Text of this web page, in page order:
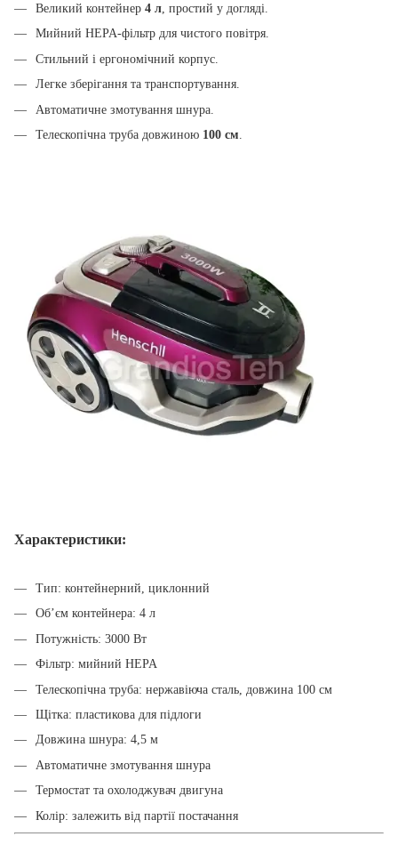
Великий контейнер 4 л , простий у догляді.
Мийний HEPA-фільтр для чистого повітря.
Стильний і ергономічний корпус.
Легке зберігання та транспортування.
Автоматичне змотування шнура.
Телескопічна труба довжиною 100 см
Характеристики:
Тип: контейнерний, циклонний
Об’єм контейнера: 4 л
Потужність: 3000 Вт
Фільтр: мийний HEPA
Телескопічна труба: нержавіюча сталь, довжина 100 см
Щітка: пластикова для підлоги
Довжина шнура: 4,5 м
Автоматичне змотування шнура
Термостат та охолоджувач двигуна
Колір: залежить від партії постачання